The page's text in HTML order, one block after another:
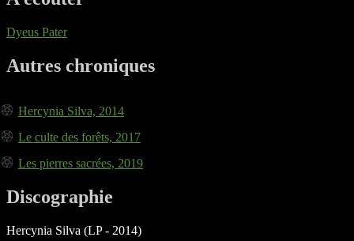
Dyeus Pater
Autres chroniques
Hercynia Silva, 2014
Le culte des forêts, 2017
Les pierres sacrées, 2019
Discographie
Hercynia Silva (LP - 2014)